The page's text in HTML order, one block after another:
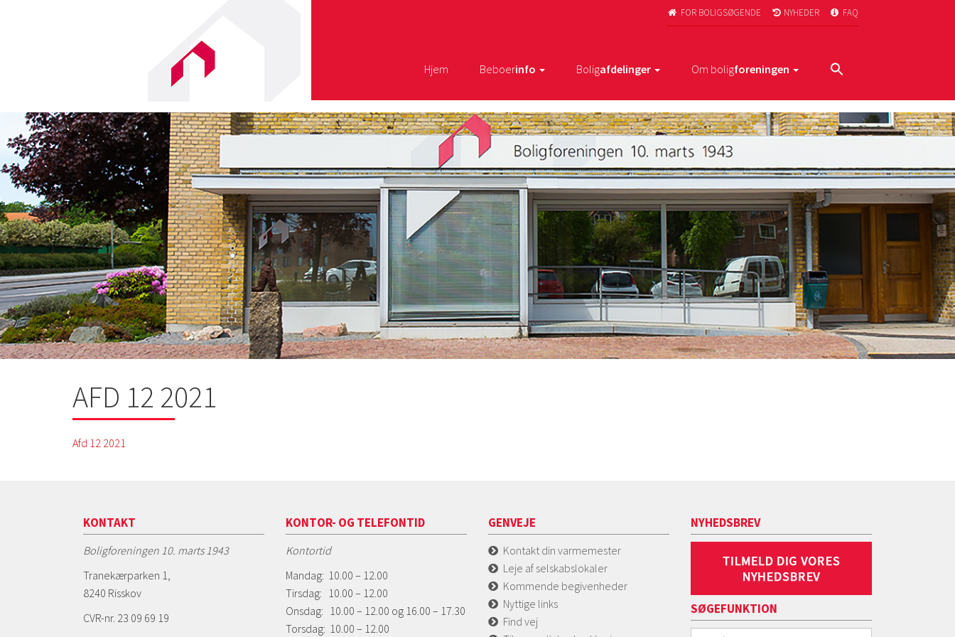
 FOR BOLIGSØGENDE  NYHEDER  FAQ
Hjem Beboerinfo Boligafdelinger Om boligforeningen
AFD 12 2021
Afd 12 2021
KONTAKT
Boligforeningen 10. marts 1943
Tranekærparken 1,
8240 Risskov
CVR-nr. 23 09 69 19
KONTOR- OG TELEFONTID
Kontortid
Mandag: 10.00 – 12.00
Tirsdag: 10.00 – 12.00
Onsdag: 10.00 – 12.00 og 16.00 – 17.30
Torsdag: 10.00 – 12.00
GENVEJE
Kontakt din varmemester
Leje af selskabslokaler
Kommende begivenheder
Nyttige links
Find vej
NYHEDSBREV
SØGEFUNKTION